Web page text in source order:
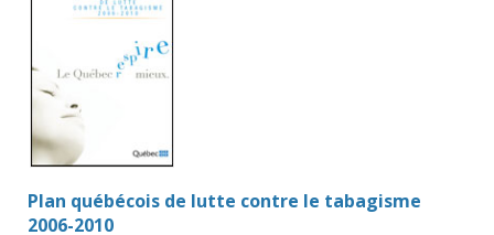
Plan québécois de lutte contre le tabagisme
2006-2010